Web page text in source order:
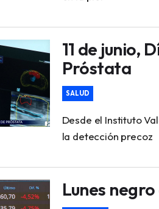
11 de junio,
Próstata
SALUD
Desde el Instituto
la detección precoz
Lunes